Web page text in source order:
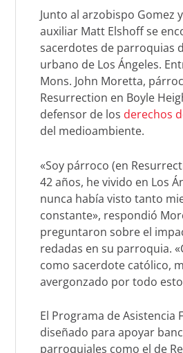
Junto al arzobispo Gomez
auxiliar Matt Elshoff se
sacerdotes de parroquias
urbano de Los Ángeles.
Mons. John Moretta,
Resurrection en Boyle
defensor de los derechos
del medioambiente.
«Soy párroco (en
42 años, he vivido en Los
nunca había visto tanto
constante», respondió
preguntaron sobre el
redadas en su parroquia.
como sacerdote católico,
avergonzado por todo
El Programa de Asistencia
diseñado para apoyar
parroquiales como el de